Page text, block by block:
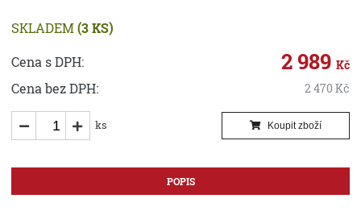
SKLADEM(3 KS)
Cena s DPH:
2 989 Kč
Cena bez DPH: 2 470 Kč
ks Koupit zboží
POPIS